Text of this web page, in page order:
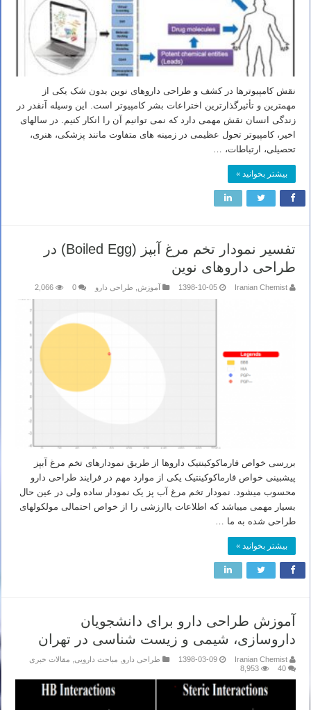
نقش کامپیوترها در کشف و طراحی داروهای نوین بدون شک یکی از
مهمترین و تأثیرگذارترین اختراعات بشر کامپیوتر است. این وسیله آنقدر در
زندگی انسان نقش مهمی دارد که نمی توانیم آن را انکار کنیم. در سالهای
اخیر، کامپیوتر تحول عظیمی در زمینه های متفاوت مانند پزشکی، هنری،
تحصیلی، ارتباطات، …
بیشتر بخوانید »
تفسیر نمودار تخم مرغ آبپز (Boiled Egg) در
طراحی داروهای نوین
Iranian Chemist
1398-10-05 آموزش طراحی دارو 0
2,066
بررسی خواص فارماکوکینتیک داروها از طریق نمودارهای تخم مرغ آبپز
پیشبینی خواص فارماکوکینتیک یکی از موارد مهم در فرایند طراحی دارو
محسوب میشود. نمودار تخم مرغ آب پز یک نمودار ساده ولی در عین حال
بسیار مهمی میباشد که اطلاعات باارزشی را از خواص احتمالی مولکولهای
طراحی شده به ما …
بیشتر بخوانید »
آموزش طراحی دارو برای دانشجویان
داروسازی، شیمی و زیست شناسی در تهران
Iranian Chemist
1398-03-09 طراحی دارو مباحث دارویی
مقالات خبری
40
8,953